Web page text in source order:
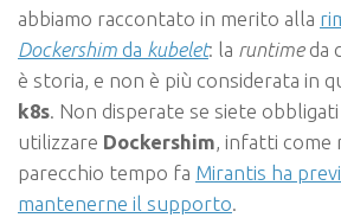
abbiamo raccontato in merito alla
Dockershim da kubelet: la runtimeda
è storia, e non è più considerata in
k8s . Non disperate se siete
utilizzare Dockershim , infatti come
parecchio tempo fa Mirantis ha
mantenerne il supporto